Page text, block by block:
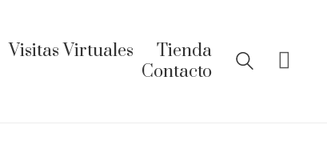
Visitas Virtuales
Tienda
Contacto